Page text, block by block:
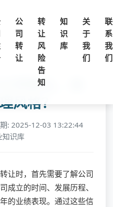
公
司
转
让
转
让
风
险
告
知
知
识
库
关
于
我
们
联
系
我
们
司转让，如
风格？
: 2025-12-03 13:22:44
知识库
让时，首先需要了解公司
成立的时间、发展历程、
的业绩表现。通过这些信